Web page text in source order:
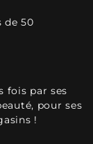
de 50
fois par ses
pour ses
!